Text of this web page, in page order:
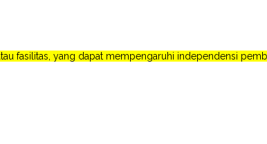
fasilitas, yang dapat mempengaruhi independensi